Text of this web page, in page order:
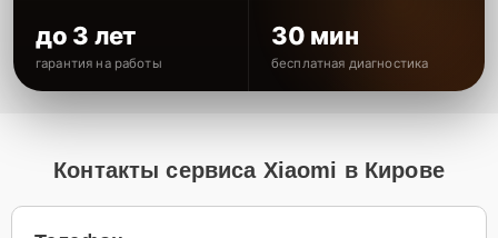
до 3 лет
гарантия на работы
30 мин
бесплатная диагностика
Контакты сервиса Xiaomi в Кирове